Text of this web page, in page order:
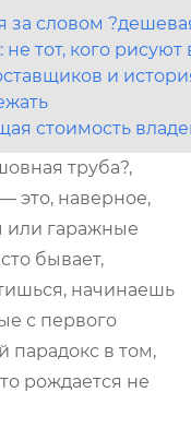
за словом
тот, кого рисуют
и
стоимость
труба?,
это, наверное,
или гаражные
бывает,
начинаешь
с первого
парадокс в том,
рождается не